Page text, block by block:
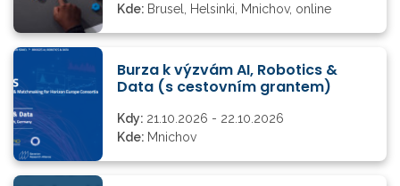
Kde: Brusel, Helsinki, Mnichov, online
Burza k výzvám AI, Robotics &
Data (s cestovním grantem)
Kdy: 21.10.2026 - 22.10.2026
Kde: Mnichov